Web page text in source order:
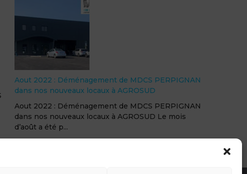
Marie-Laëtitia l’auto entreprise – Midi Libre
Article paru dans Midi Libre du 8 mars 2021 dans le
cadre du dossier « DES FEMMES AUX METIERS
D’HOMM...